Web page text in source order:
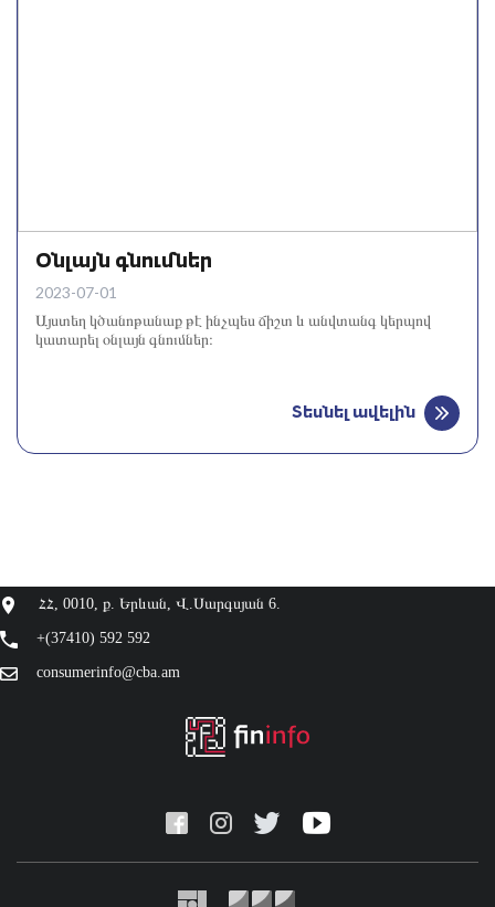
Օնլայն գնումներ
2023-07-01
Այստեղ կծանոթանաք թէ ինչպես ճիշտ և անվտանգ կերպով
կատարել օնլայն գնումներ։
Տեսնել ավելին
ՀՀ, 0010, ք. Երևան, Վ.Սարգսյան 6.
+(37410) 592 592
consumerinfo@cba.am